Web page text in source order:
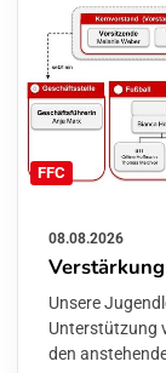
FFC
08.08.2026
Unsere
Unterstützung
den